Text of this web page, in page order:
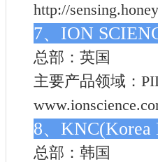
http://
7、ION
总部：英国
主要产品领域：
8、KNC(Korea
总部：韩国